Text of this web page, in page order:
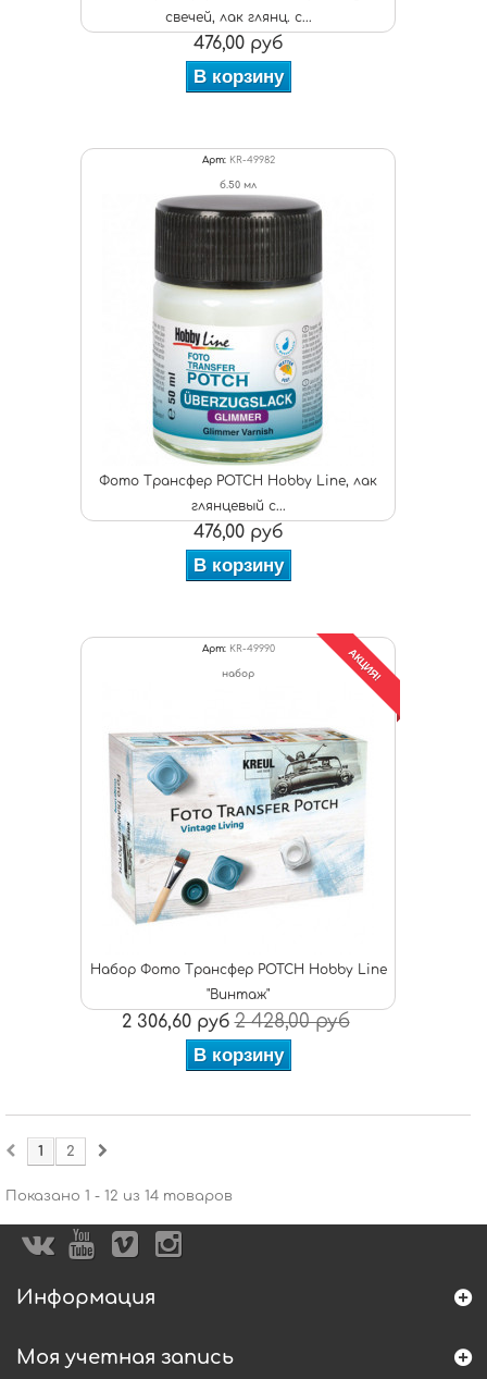
свечей, лак глянц. с...
476,00 руб
В корзину
Арт: KR-49982
б.50 мл
Фото Трансфер POTCH Hobby Line, лак
глянцевый с...
476,00 руб
В корзину
Арт: KR-49990
набор
Набор Фото Трансфер POTCH Hobby Line
"Винтаж"
АКЦИЯ!
2 306,60 руб 2 428,00 руб
В корзину
1 2
Показано 1 - 12 из 14 товаров
Информация
Моя учетная запись